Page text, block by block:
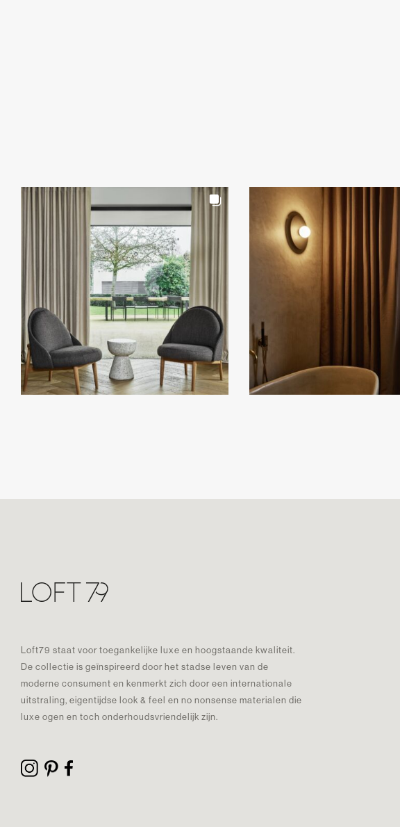
Loft79 staat voor toegankelijke luxe en hoogstaande kwaliteit.
De collectie is geïnspireerd door het stadse leven van de
moderne consument en kenmerkt zich door een internationale
uitstraling, eigentijdse look & feel en no nonsense materialen die
luxe ogen en toch onderhoudsvriendelijk zijn.